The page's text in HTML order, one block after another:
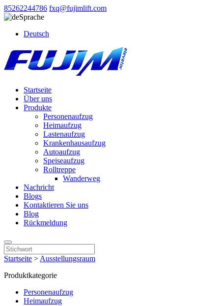
85262244786 fxq@fujimlift.com
Sprache
Deutsch
Startseite
Über uns
Produkte
Personenaufzug
Heimaufzug
Lastenaufzug
Krankenhausaufzug
Autoaufzug
Speiseaufzug
Rolltreppe
Wanderweg
Nachricht
Blogs
Kontaktieren Sie uns
Blog
Rückmeldung
Startseite > Ausstellungsraum
Produktkategorie
Personenaufzug
Heimaufzug